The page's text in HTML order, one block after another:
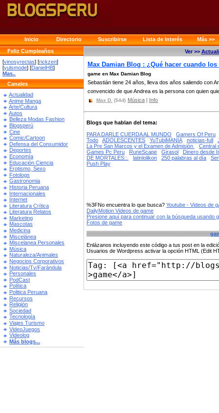
Inicio Directorio Suscribirse Lista de Interés
Más >>
Feliz Cumpleaños
[vinosyrectas] [rickzen]
[yulsmode] [DanielHB]
Mas..
Canales
Actualidad
Anime Manga
Arte/Cultura
Autos
Belleza Modas Fashion
Blogsperú
Cine
Comic/Cartoon
Defensa del Consumidor
Deportes
Economía
Educación Ciencia
Erotismo, Sexo
Fotologs
Gastronomia
Historia Peruana
Internacionales
Internet
Literatura Crítica
Literatura Relatos
Marketing
Mascotas
Medicina
Miscelánea
Miscelanea Personales
Música
Naturaleza/Animales
Negocios Corporativos
Noticias/Tv/Farándula
Personales
PodCast
Política
Politica Peruana
Recursos
Religión
Sociedad
Tecnología
Viajes Turismo
VideoJuegos
Videolog
Más blogs...
Ver >>
Max Damian Blog : ¿Qué hacer cuando
game en Max Damian Blog
Sebastián tiene 24 años, lleva dos años saliendo con
convencido de que Andrea es la persona con quien
Max D. (54d) Música | Info
Blogs que hablan del tema:
PARA DARLE CUERDA AL MUNDO
Gamers Of Peru
Todo
ADOLESCENTES YuTubiMANIA noticias-full
La Pre San Marcos y el Examen de Admisión
Central
Games Pc Peru
RuneScape Girasol
Dinero desde
DE MORTALES::.
latinlolikon 250 palabras al día
Push Play
%3FNo encuentra lo que busca? Youtube - Videos de
DailyMotion Videos de game
Presione aquí para continuar con la búsqueda usando
Fotos de game
Enlázanos incluyendo este código a tus post en la
Usuarios de Wordpress activar la opción HTML (Edit